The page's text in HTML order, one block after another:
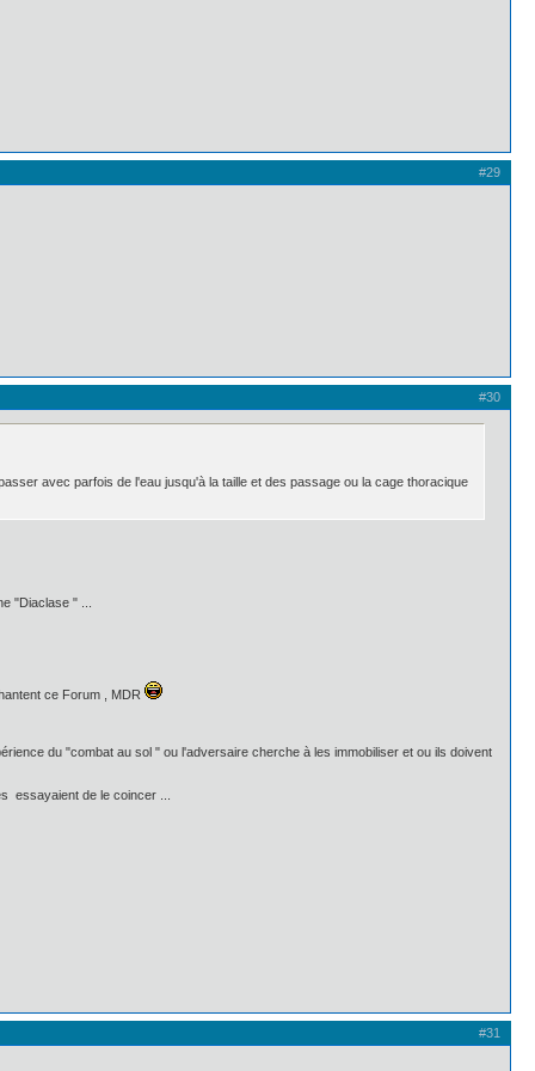
#29
#30
avec parfois de l'eau jusqu'à la taille et des passage ou la cage thoracique
"Diaclase " ...
ce Forum , MDR
du "combat au sol " ou l'adversaire cherche à les immobiliser et ou ils doivent
essayaient de le coincer ...
#31